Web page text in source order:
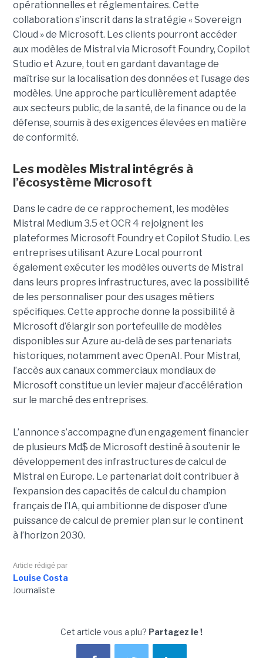
opérationnelles et réglementaires. Cette
collaboration s’inscrit dans la stratégie « Sovereign
Cloud » de Microsoft. Les clients pourront accéder
aux modèles de Mistral via Microsoft Foundry, Copilot
Studio et Azure, tout en gardant davantage de
maîtrise sur la localisation des données et l’usage des
modèles. Une approche particulièrement adaptée
aux secteurs public, de la santé, de la finance ou de la
défense, soumis à des exigences élevées en matière
de conformité.
Les modèles Mistral intégrés à
l’écosystème Microsoft
Dans le cadre de ce rapprochement, les modèles
Mistral Medium 3.5 et OCR 4 rejoignent les
plateformes Microsoft Foundry et Copilot Studio. Les
entreprises utilisant Azure Local pourront
également exécuter les modèles ouverts de Mistral
dans leurs propres infrastructures, avec la possibilité
de les personnaliser pour des usages métiers
spécifiques. Cette approche donne la possibilité à
Microsoft d’élargir son portefeuille de modèles
disponibles sur Azure au-delà de ses partenariats
historiques, notamment avec OpenAI. Pour Mistral,
l’accès aux canaux commerciaux mondiaux de
Microsoft constitue un levier majeur d’accélération
sur le marché des entreprises.
L’annonce s’accompagne d’un engagement financier
de plusieurs Md$ de Microsoft destiné à soutenir le
développement des infrastructures de calcul de
Mistral en Europe. Le partenariat doit contribuer à
l’expansion des capacités de calcul du champion
français de l’IA, qui ambitionne de disposer d’une
puissance de calcul de premier plan sur le continent
à l’horizon 2030.
Article rédigé par
Louise Costa
Journaliste
Cet article vous a plu? Partagez le !